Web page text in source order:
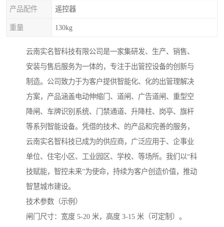
产品配件 遥控器
重量 130kg
云南实名智科技有限公司是一家集研发、生产、销售、
安装与售后服务为一体的，专注于出管控设备的创新与
制造。公司致力于为客户提供智能化、化的出管理解决
方案，产品涵盖电动伸缩门、道闸、广告道闸、重型空
降闸、车牌识别系统、门禁通道、升降柱、岗亭、旗杆
等系列智能设备。凭借的技术、的产品和完善的服务，
云南实名智科技已成为的供应商，广泛应用于、企事业
单位、住宅小区、工业园区、学校、等场所。我们以“科
技赋能，智控未来”为使命，持续为客户创造价值，推动
智慧城市建设。
技术参数（示例）
闸门尺寸：宽度 5-20 米，高度 3-15 米（可定制）。